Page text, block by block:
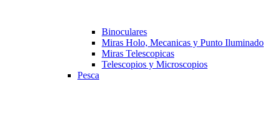
Binoculares
Miras Holo, Mecanicas y Punto Iluminado
Miras Telescopicas
Telescopios y Microscopios
Pesca